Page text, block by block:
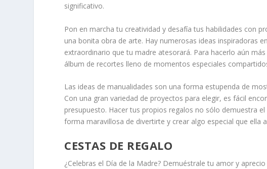
significativo.
Pon en marcha tu creatividad y desafía tus habilidades con
una bonita obra de arte. Hay numerosas ideas inspiradoras
extraordinario que tu madre atesorará. Para hacerlo aún
álbum de recortes lleno de momentos especiales
Las ideas de manualidades son una forma estupenda de
Con una gran variedad de proyectos para elegir, es fácil
presupuesto. Hacer tus propios regalos no sólo demuestra
forma maravillosa de divertirte y crear algo especial que ella
CESTAS DE REGALO
¿Celebras el Día de la Madre? Demuéstrale tu amor y